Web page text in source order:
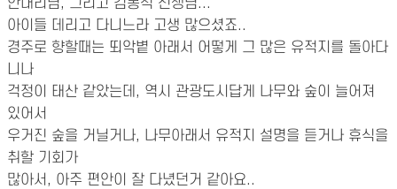
안대리님, 그리고 김봉석 선생님...
아이들 데리고 다니느라 고생 많으셨죠..
경주로 향할때는 뙤악볕 아래서 어떻게 그 많은 유적지를 돌아다
니나
걱정이 태산 같았는데, 역시 관광도시답게 나무와 숲이 늘어져
있어서
우거진 숲을 거닐거나, 나무아래서 유적지 설명을 듣거나 휴식을
취할 기회가
많아서, 아주 편안이 잘 다녔던거 같아요..